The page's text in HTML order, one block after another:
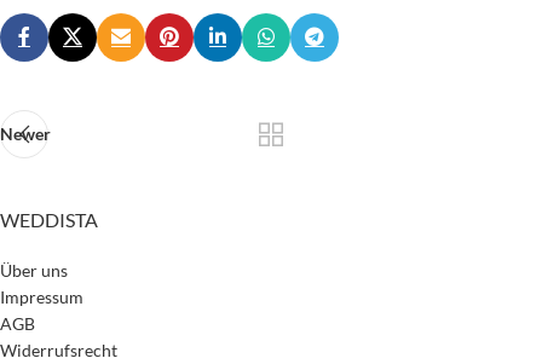
Newer
WEDDISTA
Über uns
Impressum
AGB
Widerrufsrecht